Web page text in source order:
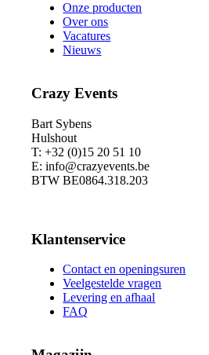
Onze producten
Over ons
Vacatures
Nieuws
Crazy Events
Bart Sybens
Hulshout
T: +32 (0)15 20 51 10
E: info@crazyevents.be
BTW BE0864.318.203
Klantenservice
Contact en openingsuren
Veelgestelde vragen
Levering en afhaal
FAQ